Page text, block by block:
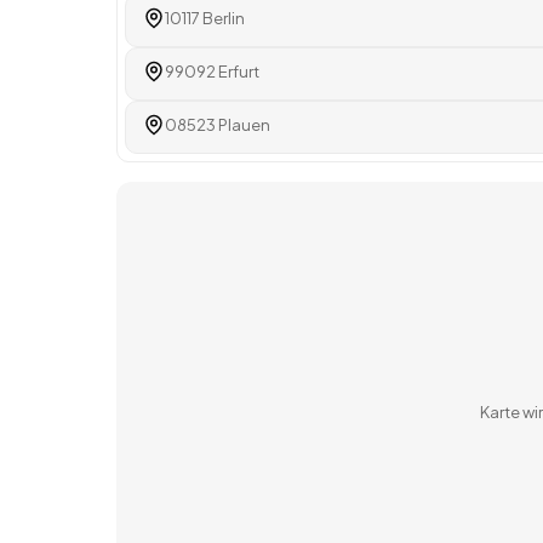
10117 Berlin
99092 Erfurt
08523 Plauen
Karte